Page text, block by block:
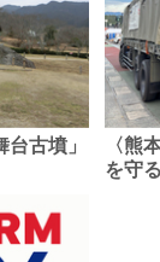
古墳」
〈熊
を守